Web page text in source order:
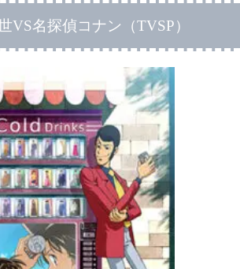
VS名探偵コナン（TVSP）